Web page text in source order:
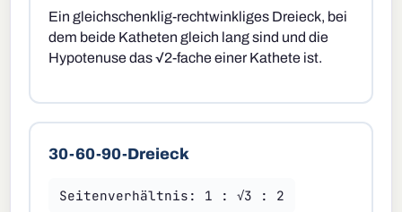
Ein gleichschenklig-rechtwinkliges Dreieck, bei
dem beide Katheten gleich lang sind und die
Hypotenuse das √2-fache einer Kathete ist.
30-60-90-Dreieck
Seitenverhältnis: 1 : √3 : 2